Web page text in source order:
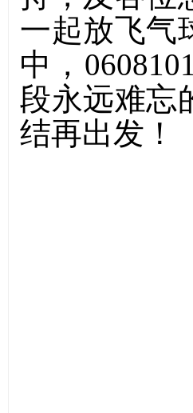
一起放飞气
中 ， 0608101
段永远难忘
结再出发！